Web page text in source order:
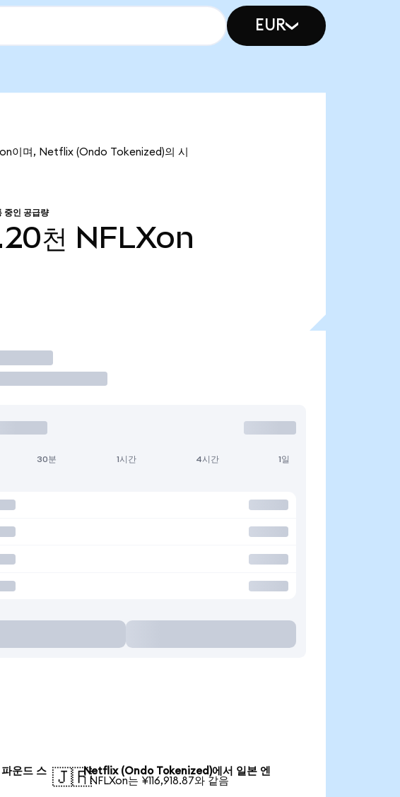
EUR
이며, Netflix (Ondo Tokenized)의 시
중인 공급량
천 NFLXon
30분 1시간 4시간 1일
운드 스 🇯🇵Netflix (Ondo Tokenized)에서 일본 엔
1 NFLXon는 ¥116,918.87와 같음